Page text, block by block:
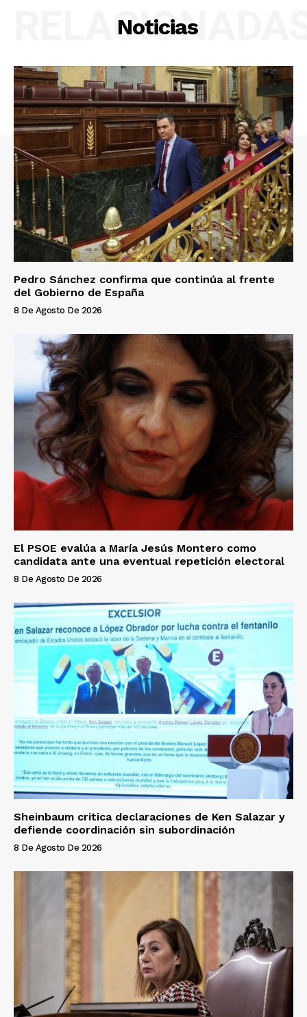
Noticias
Pedro Sánchez confirma que continúa al frente
del Gobierno de España
8 De Agosto De 2026
El PSOE evalúa a María Jesús Montero como
candidata ante una eventual repetición electoral
8 De Agosto De 2026
Sheinbaum critica declaraciones de Ken Salazar y
defiende coordinación sin subordinación
8 De Agosto De 2026